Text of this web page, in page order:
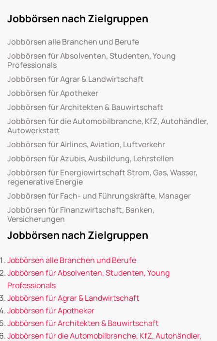
Jobbörsen nach Zielgruppen
Jobbörsen alle Branchen und Berufe
Jobbörsen für Absolventen, Studenten, Young
Professionals
Jobbörsen für Agrar & Landwirtschaft
Jobbörsen für Apotheker
Jobbörsen für Architekten & Bauwirtschaft
Jobbörsen für die Automobilbranche, KfZ, Autohändler,
Autowerkstatt
Jobbörsen für Airlines, Aviation, Luftverkehr
Jobbörsen für Azubis, Ausbildung, Lehrstellen
Jobbörsen für Energiewirtschaft Strom, Gas, Wasser,
regenerative Energie
Jobbörsen für Fach- und Führungskräfte, Manager
Jobbörsen für Finanzwirtschaft, Banken,
Versicherungen
Jobbörsen nach Zielgruppen
Jobbörsen alle Branchen und Berufe
Jobbörsen für Absolventen, Studenten, Young
Professionals
Jobbörsen für Agrar & Landwirtschaft
Jobbörsen für Apotheker
Jobbörsen für Architekten & Bauwirtschaft
Jobbörsen für die Automobilbranche, KfZ, Autohändler,